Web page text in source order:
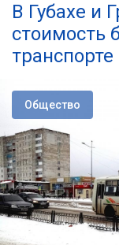
В Губахе и
стоимость
транспорте
Общество